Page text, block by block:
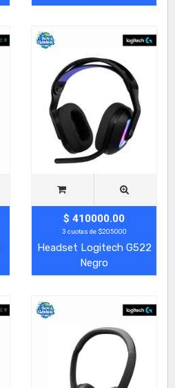
$ 410000.00
3 cuotas de $205000
Headset Logitech G522
Negro